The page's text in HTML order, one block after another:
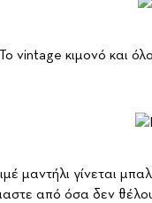
Το vintage κιμονό και
μαντήλι γίνεται
από όσα δεν